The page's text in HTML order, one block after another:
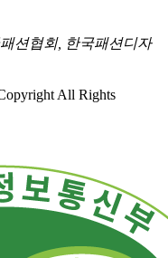
션협회, 한국패션디자
All Rights